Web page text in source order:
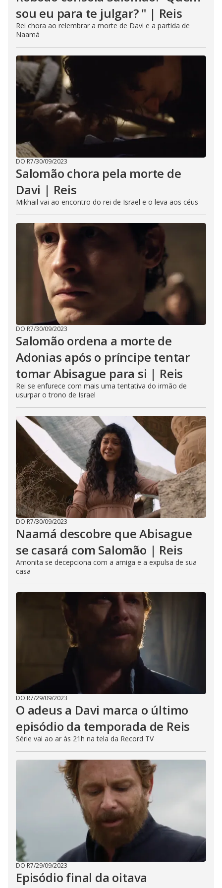
sou eu para te julgar? " | Reis
Rei chora ao relembrar a morte de Davi e a partida de
Naamá
DO R7/30/09/2023
Salomão chora pela morte de
Davi | Reis
Mikhail vai ao encontro do rei de Israel e o leva aos céus
DO R7/30/09/2023
Salomão ordena a morte de
Adonias após o príncipe tentar
tomar Abisague para si | Reis
Rei se enfurece com mais uma tentativa do irmão de
usurpar o trono de Israel
DO R7/30/09/2023
Naamá descobre que Abisague
se casará com Salomão | Reis
Amonita se decepciona com a amiga e a expulsa de sua
casa
DO R7/29/09/2023
O adeus a Davi marca o último
episódio da temporada de Reis
Série vai ao ar às 21h na tela da Record TV
DO R7/29/09/2023
Episódio final da oitava